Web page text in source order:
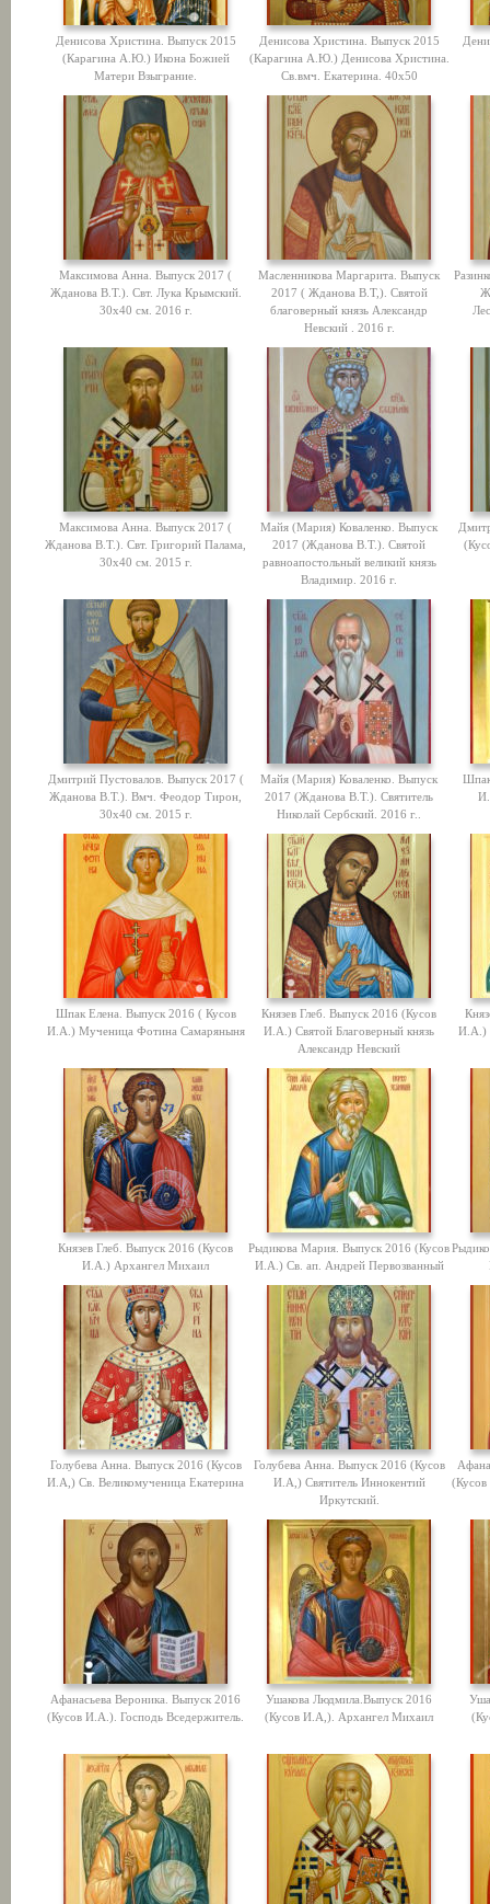
Денисова Христина. Выпуск 2015
(Карагина А.Ю.) Икона Божией
Матери Взыграние.
Денисова Христина. Выпуск 2015
(Карагина А.Ю.) Денисова Христина.
Св.вмч. Екатерина. 40х50
Максимова Анна. Выпуск 2017 (
Жданова В.Т.). Свт. Лука Крымский.
30х40 см. 2016 г.
Масленникова Маргарита. Выпуск
2017 ( Жданова В.Т,). Святой
благоверный князь Александр
Невский . 2016 г.
Максимова Анна. Выпуск 2017 (
Жданова В.Т.). Свт. Григорий Палама,
30х40 см. 2015 г.
Майя (Мария) Коваленко. Выпуск
2017 (Жданова В.Т.). Святой
равноапостольный великий князь
Владимир. 2016 г.
Дмитрий Пустовалов. Выпуск 2017 (
Жданова В.Т.). Вмч. Феодор Тирон,
30х40 см. 2015 г.
Майя (Мария) Коваленко. Выпуск
2017 (Жданова В.Т.). Святитель
Николай Сербский. 2016 г..
Шпак Елена. Выпуск 2016 ( Кусов
И.А.) Мученица Фотина Самаряныня
Князев Глеб. Выпуск 2016 (Кусов
И.А.) Святой Благоверный князь
Александр Невский
И.А.)
Князев Глеб. Выпуск 2016 (Кусов
И.А.) Архангел Михаил
Рыдикова Мария. Выпуск 2016 (Кусов
И.А.) Св. ап. Андрей Первозванный
Голубева Анна. Выпуск 2016 (Кусов
И.А,) Св. Великомученица Екатерина
Голубева Анна. Выпуск 2016 (Кусов
И.А,) Святитель Иннокентий
Иркутский.
Афанасьева Вероника. Выпуск 2016
(Кусов И.А.). Господь Вседержитель.
Ушакова Людмила.Выпуск 2016
(Кусов И.А,). Архангел Михаил